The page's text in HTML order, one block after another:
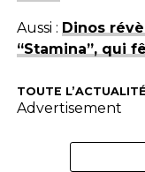
Aussi : Dinos
“Stamina”, qui
TOUTE
Advertisement